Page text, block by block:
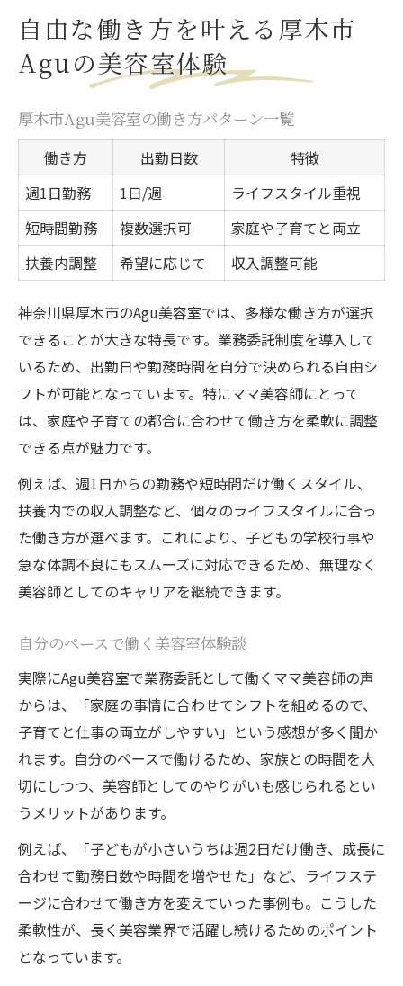
自由な働き方を叶える厚木市
Aguの美容室体験
厚木市Agu美容室の働き方パターン一覧
働き方 出勤日数
特徴
週1日勤務
1日/週
ライフスタイル重視
短時間勤務
複数選択可
家庭や子育てと両立
扶養内調整
希望に応じて 収入調整可能
神奈川県厚木市のAgu美容室では、多様な働き方が選択
できることが大きな特長です。業務委託制度を導入して
いるため、出勤日や勤務時間を自分で決められる自由シ
フトが可能となっています。特にママ美容師にとって
は、家庭や子育ての都合に合わせて働き方を柔軟に調整
できる点が魅力です。
例えば、週1日からの勤務や短時間だけ働くスタイル、
扶養内での収入調整など、個々のライフスタイルに合っ
た働き方が選べます。これにより、子どもの学校行事や
急な体調不良にもスムーズに対応できるため、無理なく
美容師としてのキャリアを継続できます。
自分のペースで働く美容室体験談
実際にAgu美容室で業務委託として働くママ美容師の声
からは、「家庭の事情に合わせてシフトを組めるので、
子育てと仕事の両立がしやすい」という感想が多く聞か
れます。自分のペースで働けるため、家族との時間を大
切にしつつ、美容師としてのやりがいも感じられるとい
うメリットがあります。
例えば、「子どもが小さいうちは週2日だけ働き、成長に
合わせて勤務日数や時間を増やせた」など、ライフステ
ージに合わせて働き方を変えていった事例も。こうした
柔軟性が、長く美容業界で活躍し続けるためのポイント
となっています。